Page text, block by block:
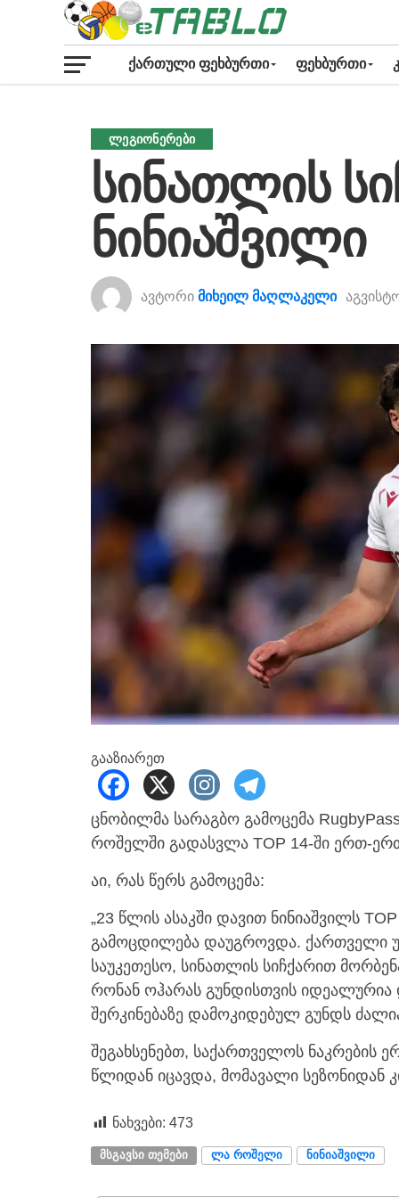
ᲥᲐᲠᲗᲣᲚᲘ ᲤᲔᲮᲑᲣᲠᲗᲘ ᲤᲔᲮᲑᲣᲠᲗᲘ
ᲚᲔᲒᲘᲝᲜᲔᲠᲔᲑᲘ
სინათლის
ნინიაშვილი
ავტორი მიხეილ მაღლაკელი
გააზიარეთ
ცნობილმა სარაგბო გამოცემა
როშელში გადასვლა TOP 14-ში ერთ-
აი, რას წერს გამოცემა:
„23 წლის ასაკში დავით ნინიაშვილს
გამოცდილება დაუგროვდა. ქართველი
საუკეთესო, სინათლის სიჩქარით
რონან ოჰარას გუნდისთვის
შერკინებაზე დამოკიდებულ გუნდს
შეგახსენებთ, საქართველოს
წლიდან იცავდა, მომავალი სეზონიდან
ნახვები: 473
ᲛᲡᲒᲐᲕᲡᲘ ᲗᲔᲛᲔᲑᲘ ᲚᲐ ᲠᲝᲨᲔᲚᲘ ᲜᲘᲜᲘᲐᲨᲕᲘᲚᲘ